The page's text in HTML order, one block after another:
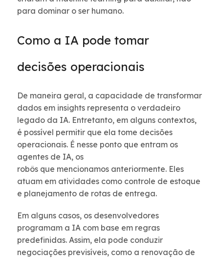
para dominar o ser humano.
Como a IA pode tomar
decisões operacionais
De maneira geral, a capacidade de transformar
dados em insights representa o verdadeiro
legado da IA. Entretanto, em alguns contextos,
é possível permitir que ela tome decisões
operacionais. É nesse ponto que entram os
agentes de IA, os
robôs que mencionamos anteriormente. Eles
atuam em atividades como controle de estoque
e planejamento de rotas de entrega.
Em alguns casos, os desenvolvedores
programam a IA com base em regras
predefinidas. Assim, ela pode conduzir
negociações previsíveis, como a renovação de